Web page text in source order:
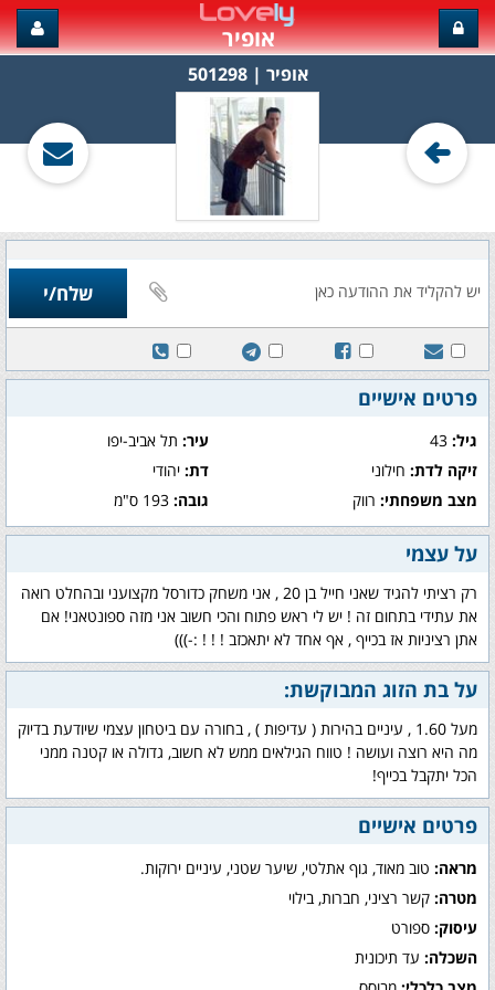
אופיר
אופיר‏ | 501298
פרטים אישיים
גיל: עיר:תל אביב-יפו
זיקה לדת: חילוני דת:יהודי
מצב משפחתי: רווק גובה:193 ס"מ
על עצמי
רק רציתי להגיד שאני חייל בן 20 , אני משחק כדורסל מקצועני ובהחלט רואה
את עתידי בתחום זה ! יש לי ראש פתוח והכי חשוב אני מזה ספונטאני! אם
אתן רציניות אז בכייף , אף אחד לא יתאכזב ! ! ! :-)))
על בת הזוג המבוקשת:
מעל 1.60 , עיניים בהירות ( עדיפות ) , בחורה עם ביטחון עצמי שיודעת בדיוק
מה היא רוצה ועושה ! טווח הגילאים ממש לא חשוב, גדולה או קטנה ממני
הכל יתקבל בכייף!
פרטים אישיים
מראה: טוב מאוד, גוף אתלטי, שיער שטני, עיניים ירוקות.
מטרה: קשר רציני, חברות, בילוי
עיסוק: ספורט
השכלה: עד תיכונית